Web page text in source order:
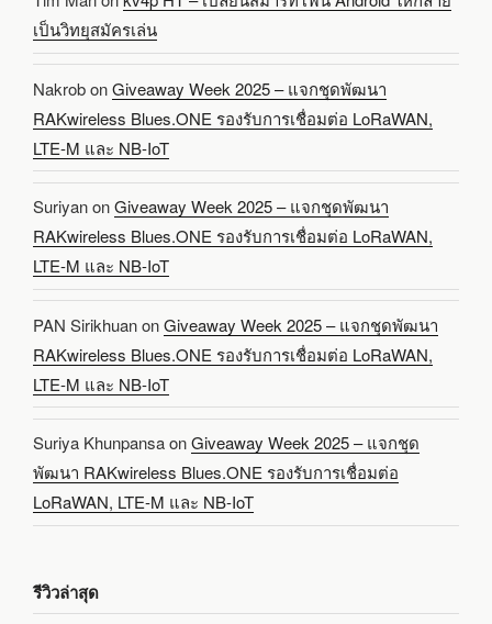
เป็นวิทยุสมัครเล่น
NakrobonGiveaway Week 2025 – แจกชุดพัฒนา
RAKwireless Blues.ONE รองรับการเชื่อมต่อ LoRaWAN,
LTE-M และ NB-IoT
SuriyanonGiveaway Week 2025 – แจกชุดพัฒนา
RAKwireless Blues.ONE รองรับการเชื่อมต่อ LoRaWAN,
LTE-M และ NB-IoT
PAN SirikhuanonGiveaway Week 2025 – แจกชุดพัฒนา
RAKwireless Blues.ONE รองรับการเชื่อมต่อ LoRaWAN,
LTE-M และ NB-IoT
Suriya KhunpansaonGiveaway Week 2025 – แจกชุด
พัฒนา RAKwireless Blues.ONE รองรับการเชื่อมต่อ
LoRaWAN, LTE-M และ NB-IoT
รีวิวล่าสุด